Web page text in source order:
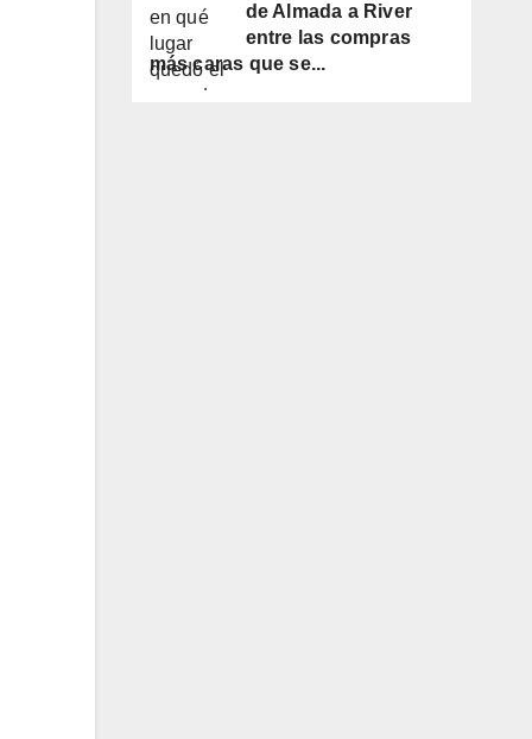
de Almada a River
entre las compras
más caras que se...